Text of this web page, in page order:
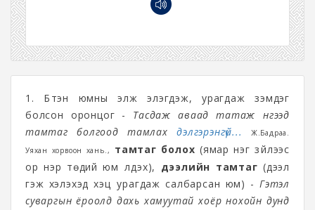
1. Бүтэн юмны элж элэгдэж, урагдаж зэмдэг
болсон оронцог - Тасдаж аваад татаж үнгээд
тамтаг болгоод тамлахдэлгэрэнгүй...
Ж.Бадраа.
Уяхан хорвоон хань.,
тамтаг болох (ямар нэг зүйлээс
ор нэр төдий юм үлдэх), дээлийн тамтаг (дээл
гэж хэлэхэд хэцүү урагдаж салбарсан юм) - Гэтэл
суваргын ёроолд дахь хамуутай хоёр нохойн дунд